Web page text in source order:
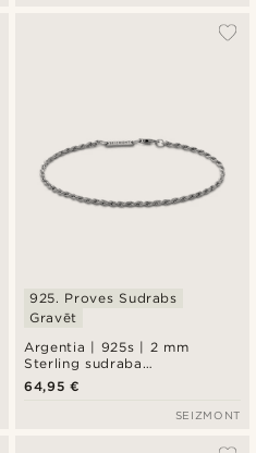
Argentia | 925s | 2 mm
Sterling sudraba
rokassprādze ar rodija
pārklājumu, kartjē pinums
925. Proves Sudrabs
Gravēt
64,95 €
SEIZMONT